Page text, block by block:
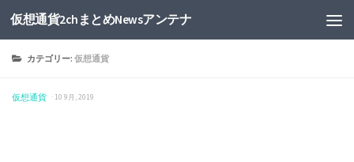
仮想通貨2chまとめNewsアンテナ
カテゴリー:仮想通貨
仮想通貨 · 10 9月, 2019